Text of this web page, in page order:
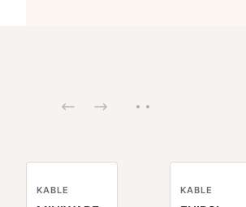
KABLE KABLE